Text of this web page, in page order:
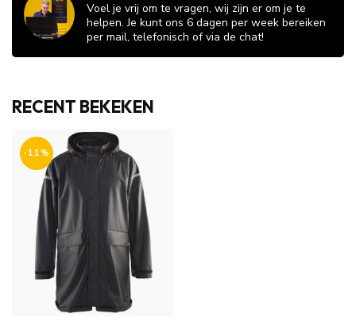
Voel je vrij om te vragen, wij zijn er om je te
helpen. Je kunt ons 6 dagen per week bereiken
per mail, telefonisch of via de chat!
RECENT BEKEKEN
-11%